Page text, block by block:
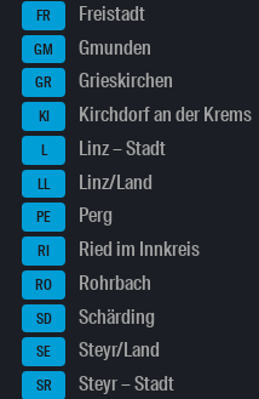
FR Freistadt
GM Gmunden
GR Grieskirchen
KI Kirchdorf an der Krems
L Linz – Stadt
LL Linz/Land
PE Perg
RI Ried im Innkreis
RO Rohrbach
SD Schärding
SE Steyr/Land
SR Steyr – Stadt